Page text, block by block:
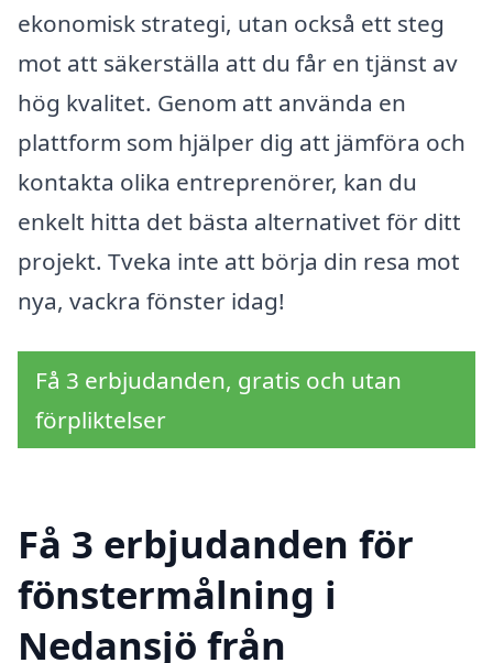
ekonomisk strategi, utan också ett steg
mot att säkerställa att du får en tjänst av
hög kvalitet. Genom att använda en
plattform som hjälper dig att jämföra och
kontakta olika entreprenörer, kan du
enkelt hitta det bästa alternativet för ditt
projekt. Tveka inte att börja din resa mot
nya, vackra fönster idag!
Få 3 erbjudanden, gratis och utan
förpliktelser
Få 3 erbjudanden för
fönstermålning i
Nedansjö från